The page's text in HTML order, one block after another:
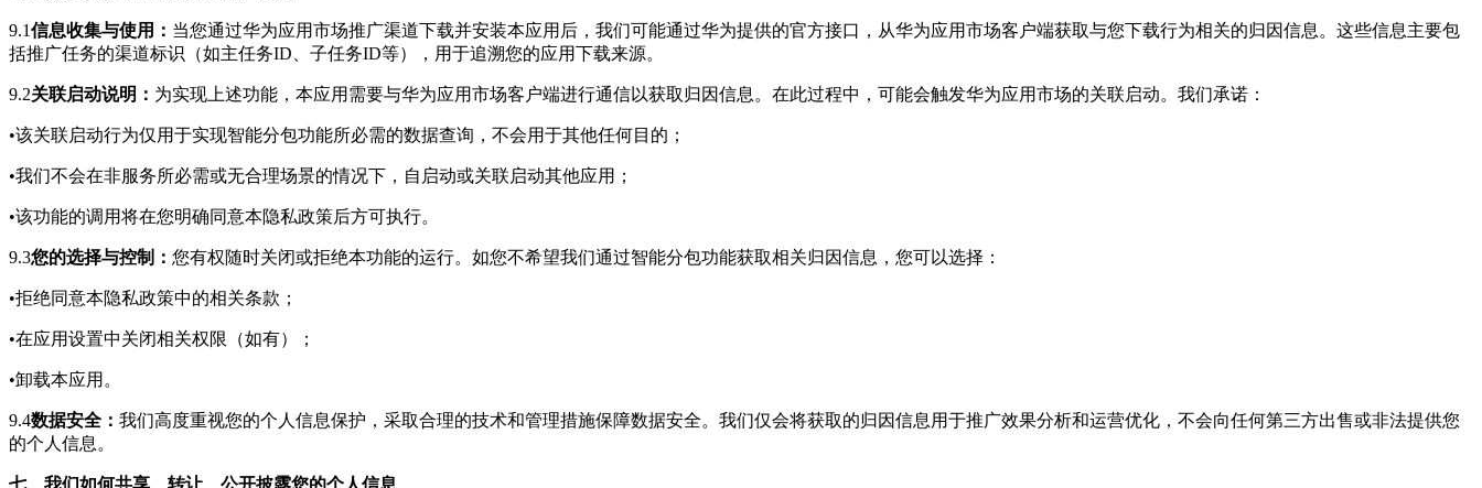
9.1信息收集与使用： 当您通过华为应用市场推广渠道下载并安装本应用后，我们可能通过华为提供的官方接口，从华为应用市场客户端获取与您下载行为相关的归因信息。这些信息主要包
括推广任务的渠道标识（如主任务ID、子任务ID等），用于追溯您的应用下载来源。
9.2关联启动说明： 为实现上述功能，本应用需要与华为应用市场客户端进行通信以获取归因信息。在此过程中，可能会触发华为应用市场的关联启动。我们承诺：
•该关联启动行为仅用于实现智能分包功能所必需的数据查询，不会用于其他任何目的；
•我们不会在非服务所必需或无合理场景的情况下，自启动或关联启动其他应用；
•该功能的调用将在您明确同意本隐私政策后方可执行。
9.3您的选择与控制： 您有权随时关闭或拒绝本功能的运行。如您不希望我们通过智能分包功能获取相关归因信息，您可以选择：
•拒绝同意本隐私政策中的相关条款；
•在应用设置中关闭相关权限（如有）；
•卸载本应用。
9.4数据安全： 我们高度重视您的个人信息保护，采取合理的技术和管理措施保障数据安全。我们仅会将获取的归因信息用于推广效果分析和运营优化，不会向任何第三方出售或非法提供您
的个人信息。
七、我们如何共享、转让、公开披露您的个人信息